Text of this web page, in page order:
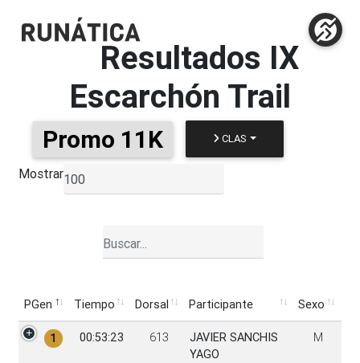
Resultados IX
Escarchón Trail
Promo 11K CLAS
Mostrar
PGen Tiempo Dorsal Participante
Sexo
PGen
Tiempo Dorsal Participante Sexo
1 00:53:23 613
JAVIER SANCHIS
YAGO
M